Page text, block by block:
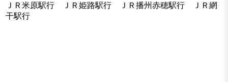
ＪＲ米原駅行 ＪＲ姫路駅行 ＪＲ播州赤穂駅行 ＪＲ網
干駅行